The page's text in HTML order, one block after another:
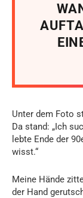
Unter dem Foto
Da stand: „Ich
lebte Ende der
wisst.“
Meine Hände
der Hand